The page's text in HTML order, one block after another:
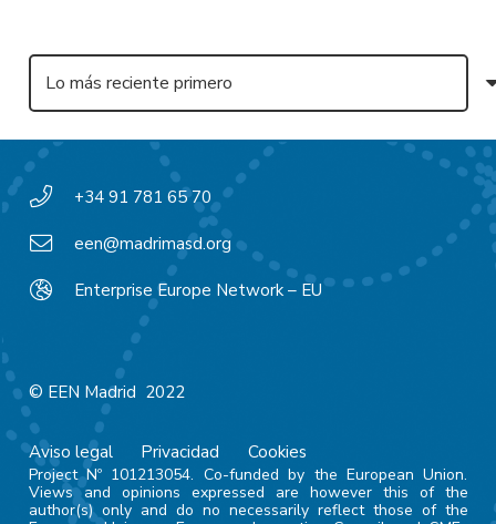
+34 91 781 65 70
een@madrimasd.org
Enterprise Europe Network – EU
© EEN Madrid 2022
Aviso legal Privacidad Cookies
Project Nº 101213054. Co-funded by the European Union.
Views and opinions expressed are however this of the
author(s) only and do no necessarily reflect those of the